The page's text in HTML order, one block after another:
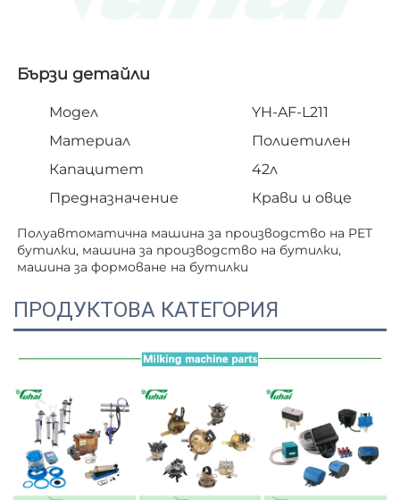
Бързи детайли
Модел
YH-AF-L211
Материал
Полиетилен
Капацитет
42л
Предназначение
Крави и овце
Полуавтоматична машина за производство на PET
бутилки, машина за производство на бутилки,
машина за формоване на бутилки
ПРОДУКТОВА КАТЕГОРИЯ